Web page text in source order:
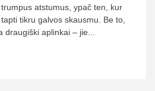
atstumus, ypač ten, kur
tikru galvos skausmu. Be to,
aplinkai – jie...